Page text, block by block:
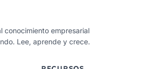
empresarial
Lee, aprende y crece.